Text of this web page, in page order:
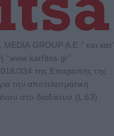
GROUP A.E.” και κατ’
“www.karfitsa.gr”
334 της Επιτροπής της
την αποτελεσματική
στο διαδίκτυο (L 63).